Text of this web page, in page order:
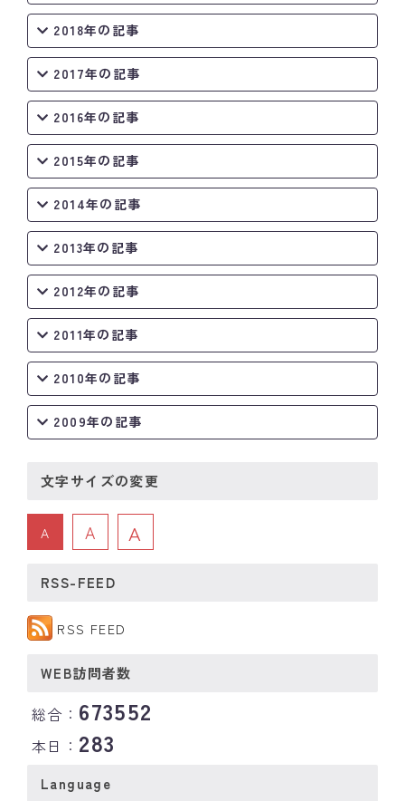
2018年の記事
2017年の記事
2016年の記事
2015年の記事
2014年の記事
2013年の記事
2012年の記事
2011年の記事
2010年の記事
2009年の記事
文字サイズの変更
A A A
RSS-FEED
RSS FEED
WEB訪問者数
総合： 673552
本日： 283
Language